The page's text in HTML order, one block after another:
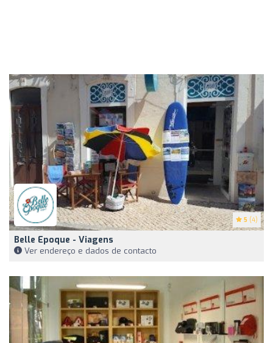
5 (4)
Belle Epoque - Viagens
Ver endereço e dados de contacto